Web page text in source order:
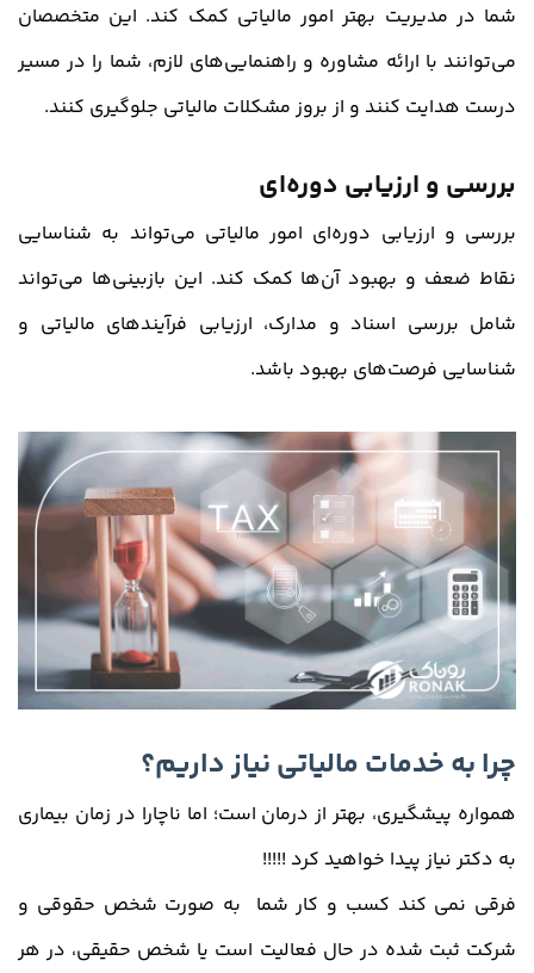
شما در مدیریت بهتر امور مالیاتی کمک کند. این متخصصان
می‌توانند با ارائه مشاوره و راهنمایی‌های لازم، شما را در مسیر
درست هدایت کنند و از بروز مشکلات مالیاتی جلوگیری کنند.
بررسی و ارزیابی دوره‌ای
بررسی و ارزیابی دوره‌ای امور مالیاتی می‌تواند به شناسایی
نقاط ضعف و بهبود آن‌ها کمک کند. این بازبینی‌ها می‌تواند
شامل بررسی اسناد و مدارک، ارزیابی فرآیندهای مالیاتی و
شناسایی فرصت‌های بهبود باشد.
چرا بهخدمات مالیاتینیاز داریم؟
همواره پیشگیری، بهتر از درمان است؛ اما ناچارا در زمان بیماری
به دکتر نیاز پیدا خواهید کرد !!!!!
فرقی نمی کند کسب و کار شما به صورت شخص حقوقی و
شرکت ثبت شده در حال فعالیت است یا شخص حقیقی، در هر